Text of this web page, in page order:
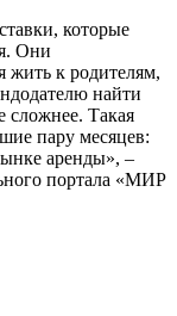
которые
Они
жить к родителям,
найти
сложнее. Такая
пару месяцев:
аренды», –
портала «МИР